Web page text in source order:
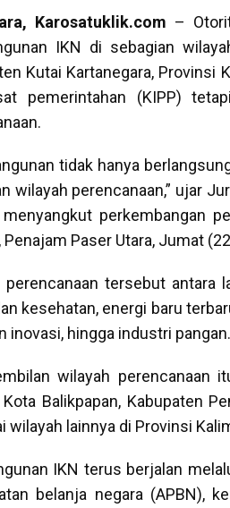
Karosatuklik.com –
IKN di sebagian
Kutai Kartanegara, Provinsi
pemerintahan (KIPP)
tidak hanya
wilayah perencanaan,” ujar
menyangkut perkembangan
Penajam Paser Utara, Jumat
perencanaan tersebut antara
kesehatan, energi baru
inovasi, hingga industri pangan.
wilayah perencanaan
Balikpapan, Kabupaten
wilayah lainnya di Provinsi
IKN terus berjalan
belanja negara (APBN),